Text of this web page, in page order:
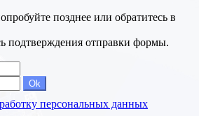
позднее или обратитесь в
подтверждения отправки формы.
Ok
персональных данных